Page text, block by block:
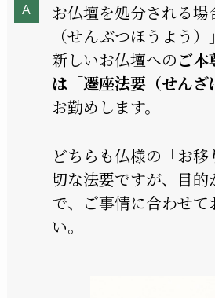
お仏壇を処分される場
（せんぶつほうよう
新しいお仏壇へのご
は「遷座法要（せんざ
お勤めします。
どちらも仏様の「お
切な法要ですが、目的
で、ご事情に合わせて
い。